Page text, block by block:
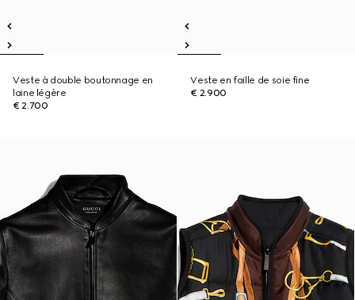
Veste à double boutonnage en
laine légère
€ 2.700
Veste en faille de soie fine
€ 2.900